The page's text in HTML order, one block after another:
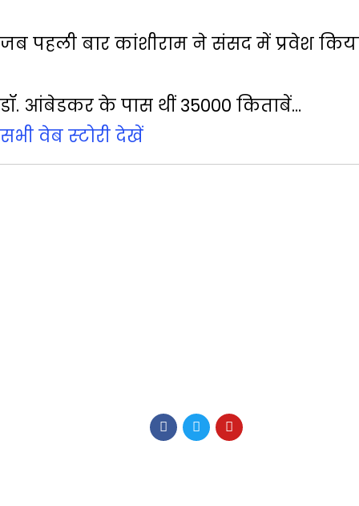
जब पहली बार कांशीराम ने संसद में प्रवेश
डॉ. आंबेडकर के पास थीं 35000 किताबें…
सभी वेब स्‍टोरी देखें